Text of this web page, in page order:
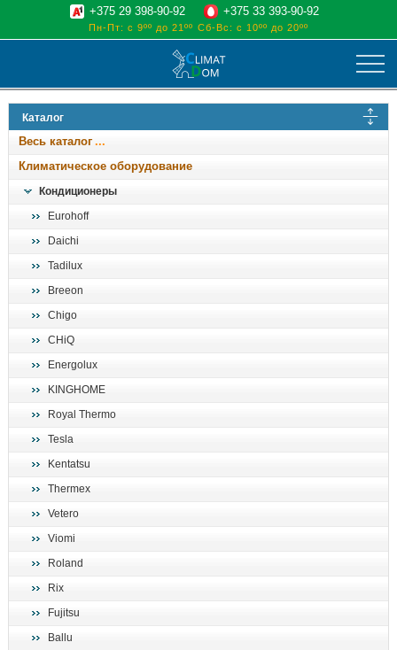
климат
отопительные котлы
водоснабжение
+375 29 398-90-92 +375 33 393-90-92
Пн-Пт: с 9ºº до 21ºº Сб-Вс: с 10ºº до 20ºº
Каталог
Весь каталог
Климатическое оборудование
Кондиционеры
Eurohoff
Daichi
Tadilux
Breeon
Chigo
CHiQ
Energolux
KINGHOME
Royal Thermo
Tesla
Kentatsu
Thermex
Vetero
Viomi
Roland
Rix
Fujitsu
Ballu